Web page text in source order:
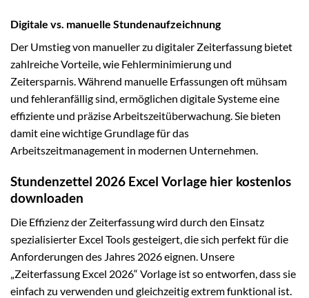
Digitale vs. manuelle Stundenaufzeichnung
Der Umstieg von manueller zu digitaler Zeiterfassung bietet
zahlreiche Vorteile, wie Fehlerminimierung und
Zeitersparnis. Während manuelle Erfassungen oft mühsam
und fehleranfällig sind, ermöglichen digitale Systeme eine
effiziente und präzise Arbeitszeitüberwachung. Sie bieten
damit eine wichtige Grundlage für das
Arbeitszeitmanagement in modernen Unternehmen.
Stundenzettel 2026 Excel Vorlage hier kostenlos
downloaden
Die Effizienz der Zeiterfassung wird durch den Einsatz
spezialisierter Excel Tools gesteigert, die sich perfekt für die
Anforderungen des Jahres 2026 eignen. Unsere
„Zeiterfassung Excel 2026“ Vorlage ist so entworfen, dass sie
einfach zu verwenden und gleichzeitig extrem funktional ist.